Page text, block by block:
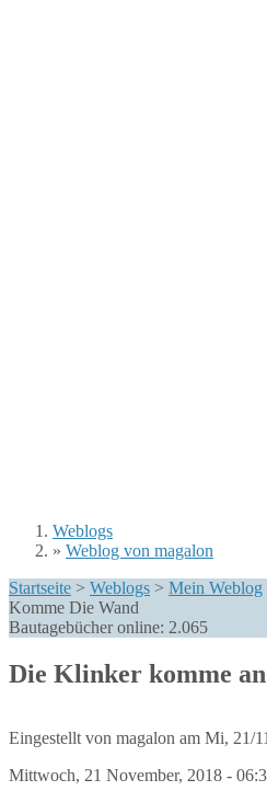
Sie sind hier
Weblogs
» Weblog von magalon
Startseite > Weblogs > Mein Weblog
Komme Die Wand
Bautagebücher online: 2.065
Die Klinker komme
Eingestellt von magalon am Mi, 21/
Mittwoch, 21 November, 2018 -